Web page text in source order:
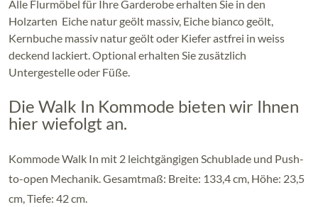
Alle Flurmöbel für Ihre Garderobe erhalten Sie in den
Holzarten Eiche natur geölt massiv, Eiche bianco geölt,
Kernbuche massiv natur geölt oder Kiefer astfrei in weiss
deckend lackiert. Optional erhalten Sie zusätzlich
Untergestelle oder Füße.
Die Walk In Kommode bieten wir Ihnen
hier wiefolgt an.
Kommode Walk In mit 2 leichtgängigen Schublade und Push-
to-open Mechanik. Gesamtmaß: Breite: 133,4 cm, Höhe: 23,5
cm, Tiefe: 42 cm.